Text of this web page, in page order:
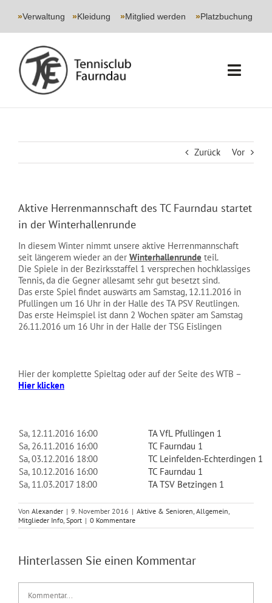
»Verwaltung »Kleidung »Mitglied werden »Platzbuchung
JUGEND
EVENTS
NEWS
Zurück Vor
Aktive Herrenmannschaft des TC Faurndau startet
in der Winterhallenrunde
In diesem Winter nimmt unsere aktive Herrenmannschaft
seit längerem wieder an der Winterhallenrunde teil.
Die Spiele in der Bezirksstaffel 1 versprechen hochklassiges
Tennis, da die Gegner allesamt sehr gut besetzt sind.
Das erste Spiel findet auswärts am Samstag, 12.11.2016 in
Pfullingen um 16 Uhr in der Halle des TA PSV Reutlingen.
Das erste Heimspiel ist dann 2 Wochen später am Samstag
26.11.2016 um 16 Uhr in der Halle der TSG Eislingen
Hier der komplette Spieltag oder auf der Seite des WTB –
Hier klicken
Sa, 12.11.2016 16:00
TA VfL Pfullingen 1
Sa, 26.11.2016 16:00
TC Faurndau 1
Sa, 03.12.2016 18:00
TC Leinfelden-Echterdingen 1
Sa, 10.12.2016 16:00
TC Faurndau 1
Sa, 11.03.2017 18:00
TA TSV Betzingen 1
Von Alexander | 9. November 2016 | Aktive & Senioren Allgemein
Mitglieder Info Sport | 0 Kommentare
Hinterlassen Sie einen Kommentar